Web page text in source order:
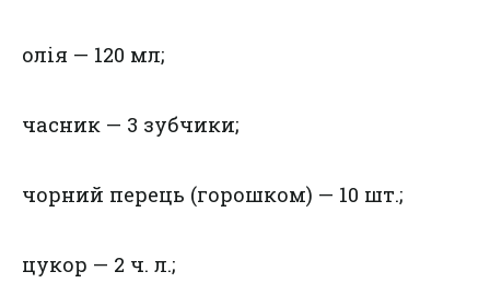
олія — 120 мл;
часник — 3 зубчики;
чорний перець (горошком) — 10 шт.;
цукор — 2 ч. л.;